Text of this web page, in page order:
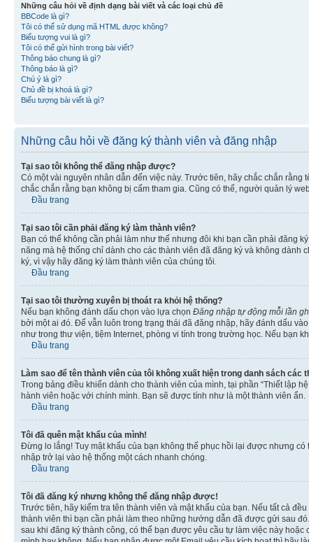
Những câu hỏi về định dạng bài viết và các loại chủ đề
BBCode là gì?
Tôi có thể sử dụng mã HTML được không?
Biểu tượng vui là gì?
Tôi có thể gửi hình trong bài viết?
Thông báo chung là gì?
Thông báo là gì?
Chú ý là gì?
Chủ đề bị khoá là gì?
Biểu tượng bài viết là gì?
Những câu hỏi về đăng ký thành viên và đăng nhập
Tại sao tôi không thể đăng nhập được?
Có một vài nguyên nhân dẫn đến việc này. Trước tiên, hãy chắc chắn
chắc chắn rằng bạn không bị cấm tham gia. Cũng có thể, người quản lý
Đầu trang
Tại sao tôi cần phải đăng ký làm thành viên?
Bạn có thể không cần phải làm như thế nhưng đôi khi bạn cần phải đăng
năng mà hệ thống chỉ dành cho các thành viên đã đăng ký và không
ký, vì vậy hãy đăng ký làm thành viên của chúng tôi.
Đầu trang
Tại sao tôi thường xuyên bị thoát ra khỏi hệ thống?
Nếu bạn không đánh dấu chọn vào lựa chọn Đăng nhập tự động mỗi lần
bởi một ai đó. Để vẫn luôn trong trạng thái đã đăng nhập, hãy đánh dấu
như trong thư viện, tiệm Internet, phòng vi tính trong trường học. Nếu bạn
Đầu trang
Làm sao để tên thành viên của tôi không xuất hiện trong danh sách các
Trong bảng điều khiển dành cho thành viên của mình, tại phần “Thiết lập
hành viên hoặc với chính mình. Bạn sẽ được tính như là một thành viên ẩn.
Đầu trang
Tôi đã quên mật khẩu của mình!
Đừng lo lắng! Tuy mật khẩu của bạn không thể phục hồi lại được nhưng
nhập trở lại vào hệ thống một cách nhanh chóng.
Đầu trang
Tôi đã đăng ký nhưng không thể đăng nhập được!
Trước tiên, hãy kiểm tra tên thành viên và mật khẩu của bạn. Nếu tất cả
thành viên thì bạn cần phải làm theo những hướng dẫn đã được gửi sau
sau khi đăng ký thành công, có thể bạn được yêu cầu tự làm việc này